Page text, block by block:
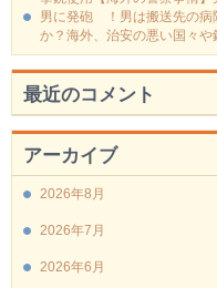
男に発砲 ！男は搬送先の病
か？海外、治安の悪い国々や
最近のコメント
アーカイブ
2026年8月
2026年7月
2026年6月